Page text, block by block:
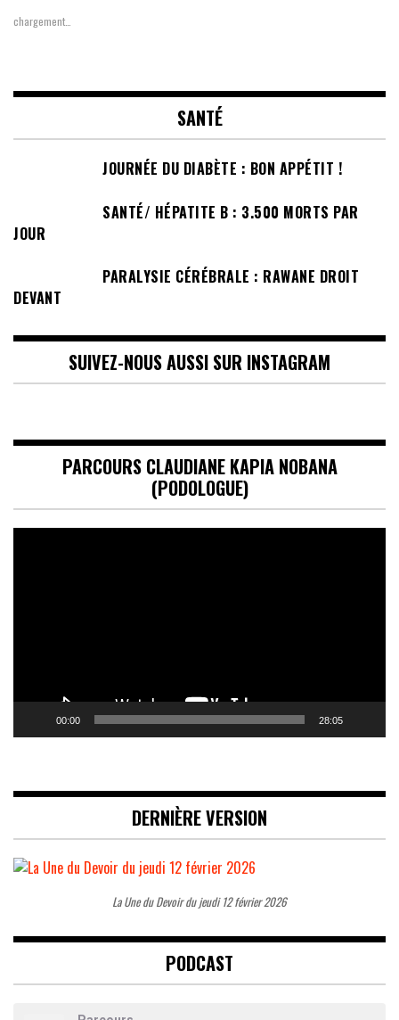
chargement…
SANTÉ
JOURNÉE DU DIABÈTE : BON APPÉTIT !
SANTÉ/ HÉPATITE B : 3.500 MORTS PAR
JOUR
PARALYSIE CÉRÉBRALE : RAWANE DROIT
DEVANT
SUIVEZ-NOUS AUSSI SUR INSTAGRAM
PARCOURS CLAUDIANE KAPIA NOBANA
(PODOLOGUE)
00:00 28:05
DERNIÈRE VERSION
La Une du Devoir du jeudi 12 février 2026
PODCAST